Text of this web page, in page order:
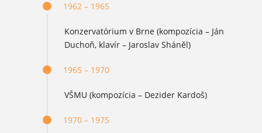
1962 – 1965
Konzervatórium v Brne (kompozícia – Ján
Duchoň, klavír – Jaroslav Sháněl)
1965 – 1970
VŠMU (kompozícia – Dezider Kardoš)
1970 – 1975